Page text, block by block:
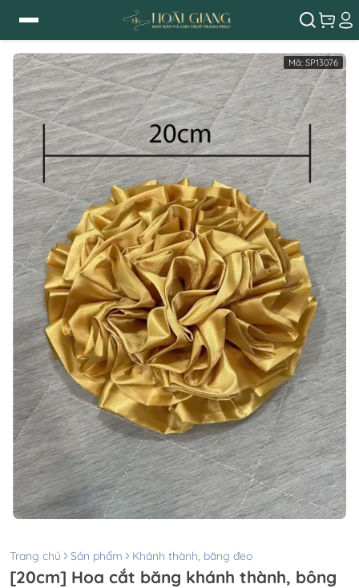
Mã: SP13076
Trang chủ Sản phẩm Khánh thành, băng đeo
[20cm] Hoa cắt băng khánh thành, bông